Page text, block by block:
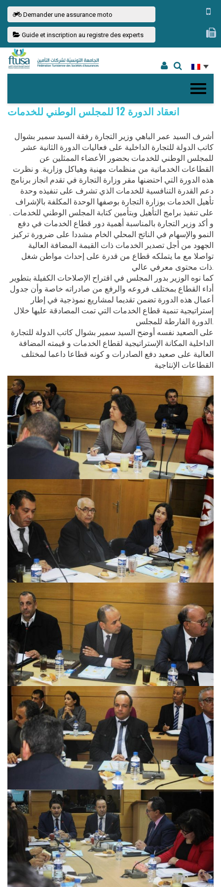
Demander une assurance moto
Guide et inscription au registre des experts
انعقاد الدورة 12 للمجلس الوطني للخدمات
أشرف السيد عمر الباهي وزير التجارة رفقة السيد سمير بشوال
كاتب الدولة للتجارة الداخلية على فعاليات الدورة الثانية عشر
للمجلس الوطني للخدمات بحضور الأعضاء الممثلين عن
القطاعات الخدماتية من منظمات مهنية وهياكل وزارية. و نظرت
هذه الدورة التي احتضنها مقر وزارة التجارة في تقدم انجاز برنامج
دعم القدرة التنافسية للخدمات الذي تشرف على تنفيذه وحدة
تأهيل الخدمات بوزارة التجارة بوصفها الوحدة المكلفة بالإشراف
على تنفيذ برامج التأهيل وبتأمين كتابة المجلس الوطني للخدمات .
و أكد وزير التجارة بالمناسبة أهمية دور قطاع الخدمات في دفع
النمو والإسهام في الناتج المحلي الخام مشددا على ضرورة تركيز
الجهود من أجل تصدير الخدمات ذات القيمة المضافة العالية
تواصلا مع ما يتملكه قطاع من قدرة على إحداث مواطن شغل
ذات محتوى معرفي عالي.
كما نوه الوزير بدور المجلس في اقتراح الإصلاحات الكفيلة بتطوير
أداء القطاع بمختلف فروعه والرفع من صادراته خاصة وأن جدول
أعمال هذه الدورة تضمن تقديما لمشاريع نموذجية في إطار
إستراتيجية تنمية قطاع الخدمات التي تمت المصادقة عليها خلال
الدورة الفارطة للمجلس.
على الصعيد نفسه أوضح السيد سمير بشوال كاتب الدولة للتجارة
الداخلية المكانة الإستراتيجية لقطاع الخدمات و قيمته المضافة
العالية على صعيد دفع الصادرات و كونه قطاعا داعما لمختلف
القطاعات الإنتاجية